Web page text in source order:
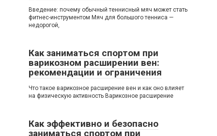
Введение: почему обычный теннисный мяч может стать
фитнес-инструментом Мяч для большого тенниса —
недорогой,
Как заниматься спортом при
варикозном расширении вен:
рекомендации и ограничения
Что такое варикозное расширение вен и как оно влияет
на физическую активность Варикозное расширение
Как эффективно и безопасно
заниматься спортом при